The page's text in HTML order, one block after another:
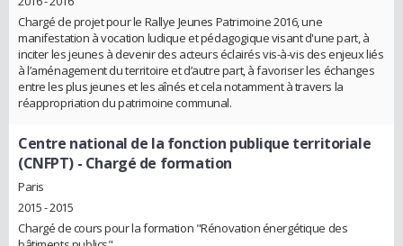
Chargé de projet pour le Rallye Jeunes Patrimoine 2016, une
manifestation à vocation ludique et pédagogique visant d'une part, à
inciter les jeunes à devenir des acteurs éclairés vis-à-vis des enjeux liés
à l’aménagement du territoire et d’autre part, à favoriser les échanges
entre les plus jeunes et les aînés et cela notamment à travers la
réappropriation du patrimoine communal.
Centre national de la fonction publique territoriale
(CNFPT) - Chargé de formation
Paris
2015 - 2015
Chargé de cours pour la formation "Rénovation énergétique des